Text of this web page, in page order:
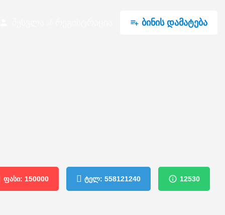
ბინის დამატება
ფასი: 150000 ტელ: 558121240 12530